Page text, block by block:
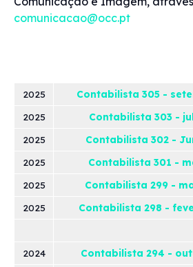
comunicacao@occ.pt
2025
Contabilista 305 -
2025
Contabilista 303 -
2025
Contabilista 302 -
2025
Contabilista 301 -
2025
Contabilista 299 -
2025
Contabilista 298 -
2024
Contabilista 294 -